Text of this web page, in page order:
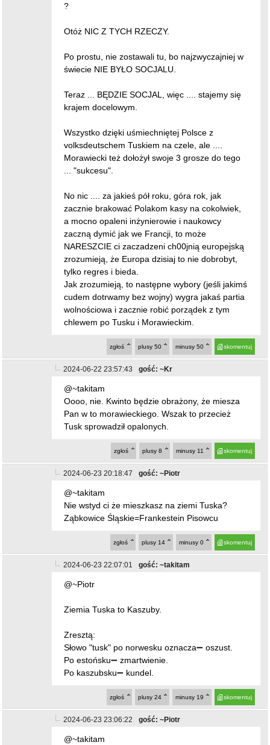
?
Otóż NIC Z TYCH RZECZY.
Po prostu, nie zostawali tu, bo najzwyczajniej w
świecie NIE BYŁO SOCJALU.
Teraz ... BĘDZIE SOCJAL, więc .... stajemy się
krajem docelowym.
Wszystko dzięki uśmiechniętej Polsce z
volksdeutschem Tuskiem na czele, ale ....
Morawiecki też dołożył swoje 3 grosze do tego
... "sukcesu".
No nic .... za jakieś pół roku, góra rok, jak
zacznie brakować Polakom kasy na cokolwiek,
a mocno opaleni inżynierowie i naukowcy
zaczną dymić jak we Francji, to może
NARESZCIE ci zaczadzeni ch00jnią europejską
zrozumieją, że Europa dzisiaj to nie dobrobyt,
tylko regres i bieda.
Jak zrozumieją, to następne wybory (jeśli jakimś
cudem dotrwamy bez wojny) wygra jakaś partia
wolnościowa i zacznie robić porządek z tym
chlewem po Tusku i Morawieckim.
skomentuj
minusy 50
plusy 50
zgłoś
2024-06-22 23:57:43 gość: ~Kr
@~takitam
Oooo, nie. Kwinto będzie obrażony, że miesza
Pan w to morawieckiego. Wszak to przecież
Tusk sprowadził opalonych.
skomentuj
minusy 11
plusy 8
zgłoś
2024-06-23 20:18:47 gość: ~Piotr
@~takitam
Nie wstyd ci że mieszkasz na ziemi Tuska?
Ząbkowice Śląskie=Frankestein Pisowcu
skomentuj
minusy 0
plusy 14
zgłoś
2024-06-23 22:07:01 gość: ~takitam
@~Piotr
Ziemia Tuska to Kaszuby.
Zresztą:
Słowo "tusk" po norwesku oznacza➖ oszust.
Po estońsku➖ zmartwienie.
Po kaszubsku➖ kundel.
skomentuj
minusy 19
plusy 24
zgłoś
2024-06-23 23:06:22 gość: ~Piotr
@~takitam